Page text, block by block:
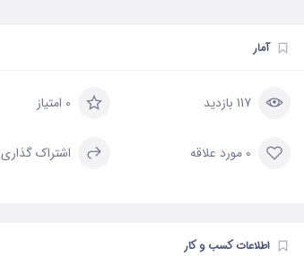
آمار
117 بازدید 0 امتیاز
0 مورد علاقه اشتراک گذاری
اطلاعات کسب و کار